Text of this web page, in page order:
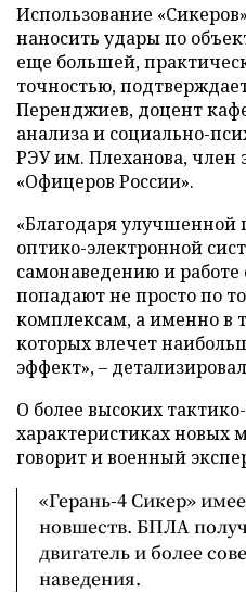
Использование
наносить удары по
еще большей,
точностью,
Перенджиев, доцент
анализа и социально-
РЭУ им. Плеханова, член
«Офицеров России».
«Благодаря улучшенной
оптико-электронной
самонаведению и работе
попадают не просто по
комплексам, а именно в
которых влечет
эффект», –
О более высоких
характеристиках новых
говорит и военный
«Герань-4 Сикер»
новшеств. БПЛА
двигатель и более
наведения.